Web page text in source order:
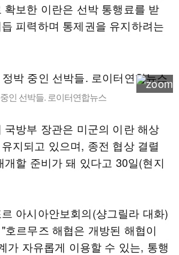
확보한 이란은 선박 통행료를 받
피력하며 통제권을 유지하려는
인 선박들. 로이터연합뉴스
국방부 장관은 미군의 이란 해상
지되고 있으며, 종전 협상 결렬
할 준비가 돼 있다고 30일(현지
아시아안보회의(샹그릴라 대화)
호르무즈 해협은 개방된 해협이
가 자유롭게 이용할 수 있는, 통행